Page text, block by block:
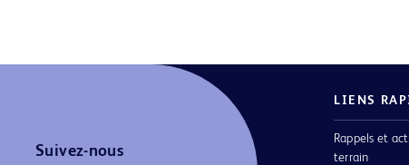
Suivez-nous
LIENS
Rappels et
terrain